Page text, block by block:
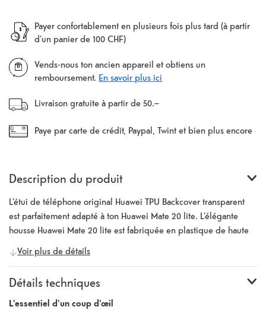
Payer confortablement en plusieurs fois plus tard (à partir
d'un panier de 100 CHF)
Vends-nous ton ancien appareil et obtiens un
remboursement. En savoir plus ici
Livraison gratuite à partir de 50.–
Paye par carte de crédit, Paypal, Twint et bien plus encore
Description du produit
L'étui de téléphone original Huawei TPU Backcover transparent
est parfaitement adapté à ton Huawei Mate 20 lite. L'élégante
housse Huawei Mate 20 lite est fabriquée en plastique de haute
qualité et protège de manière fiable les bords et le dos de ton
smartphone de la saleté, des chocs et des rayures. Les découpes
d'utiliser ton smartphone sans restriction.
Voir plus de détails
Détails techniques
L'essentiel d'un coup d'œil